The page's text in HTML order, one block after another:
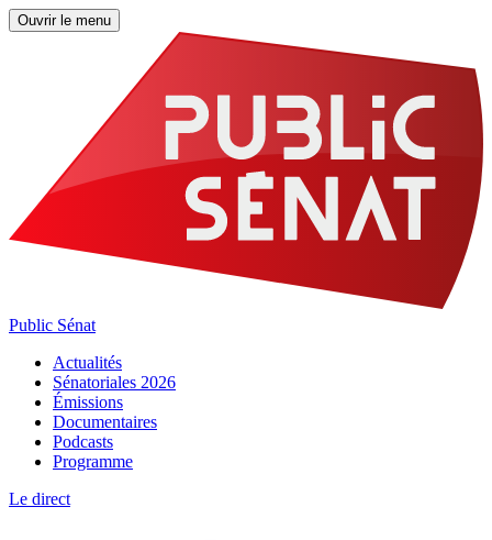
Ouvrir le menu
Public Sénat
Actualités
Sénatoriales 2026
Émissions
Documentaires
Podcasts
Programme
Le direct